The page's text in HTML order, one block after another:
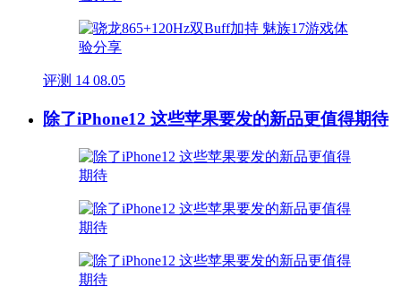
评测 14 08.05
除了iPhone12 这些苹果要发的新品更值得期待